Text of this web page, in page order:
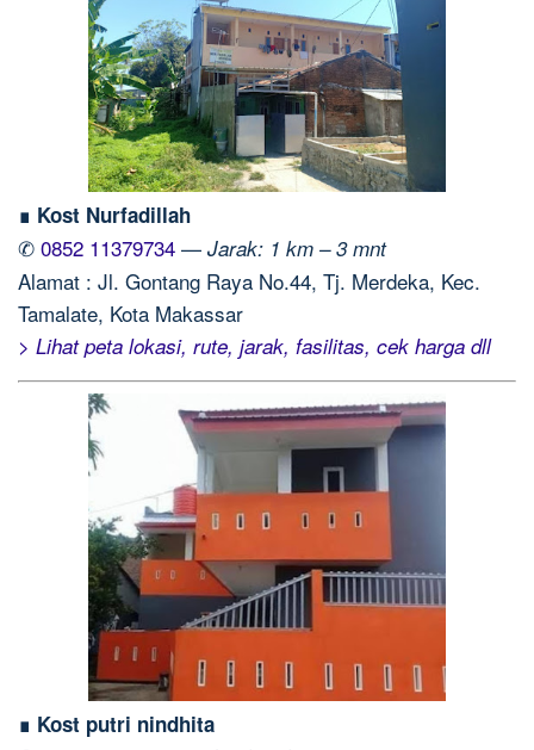
∎ Kost Nurfadillah
✆ 0852 11379734 — Jarak: 1 km – 3 mnt
Alamat : Jl. Gontang Raya No.44, Tj. Merdeka, Kec.
Tamalate, Kota Makassar
> Lihat peta lokasi, rute, jarak, fasilitas, cek harga dll
∎ Kost putri nindhita